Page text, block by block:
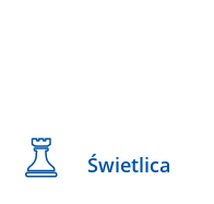
Świetlica